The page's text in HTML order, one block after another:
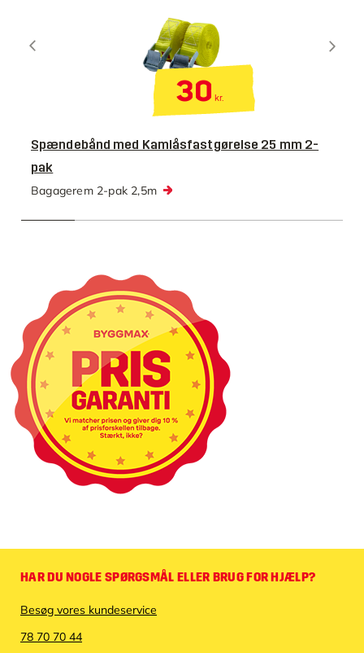
30 kr.
Spændebånd med Kamlåsfastgørelse 25 mm 2-
pak
Bagagerem 2-pak 2,5m
HAR DU NOGLE SPØRGSMÅL ELLER BRUG FOR HJÆLP?
Besøg vores kundeservice
78 70 70 44